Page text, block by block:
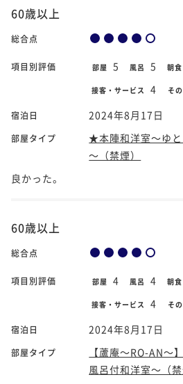
60歳以上
総合点
項目別評価 部屋 5 風呂 5 朝食
接客・サービス 4 そ
宿泊日 2024年8月17日
部屋タイプ
★本陣和洋室～ゆ
～（禁煙）
良かった。
60歳以上
総合点
項目別評価 部屋 4 風呂 4 朝食
接客・サービス 4 そ
宿泊日 2024年8月17日
部屋タイプ
【蘆庵～RO-AN～
風呂付和洋室～（禁